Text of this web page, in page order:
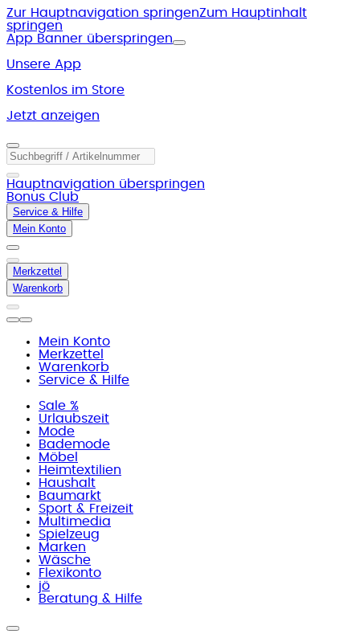
Zur Hauptnavigation springenZum Hauptinhalt
springen
App Banner überspringen
Unsere App
Kostenlos im Store
Jetzt anzeigen
Hauptnavigation überspringen
Bonus Club
Service & Hilfe
Mein Konto
Merkzettel
Warenkorb
Mein Konto
Merkzettel
Warenkorb
Service & Hilfe
Sale %
Urlaubszeit
Mode
Bademode
Möbel
Heimtextilien
Haushalt
Baumarkt
Sport & Freizeit
Multimedia
Spielzeug
Marken
Wäsche
Flexikonto
jö
Beratung & Hilfe